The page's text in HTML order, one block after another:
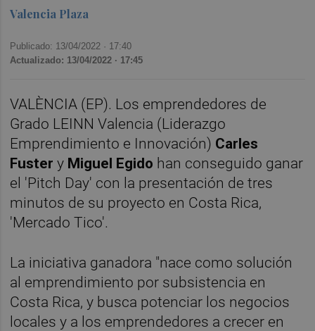
Valencia Plaza
Publicado: 13/04/2022 · 17:40
Actualizado: 13/04/2022 · 17:45
VALÈNCIA (EP). Los emprendedores de
Grado LEINN Valencia (Liderazgo
Emprendimiento e Innovación) Carles
Fuster y Miguel Egido han conseguido ganar
el 'Pitch Day' con la presentación de tres
minutos de su proyecto en Costa Rica,
'Mercado Tico'.
La iniciativa ganadora "nace como solución
al emprendimiento por subsistencia en
Costa Rica, y busca potenciar los negocios
locales y a los emprendedores a crecer en